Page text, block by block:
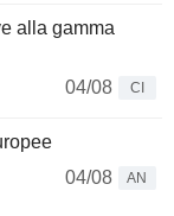
alla gamma
04/08
CI
04/08
AN